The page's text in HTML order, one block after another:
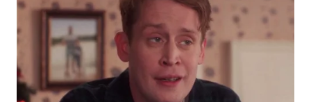
BINTAN
WN
MANDALIKA
WN